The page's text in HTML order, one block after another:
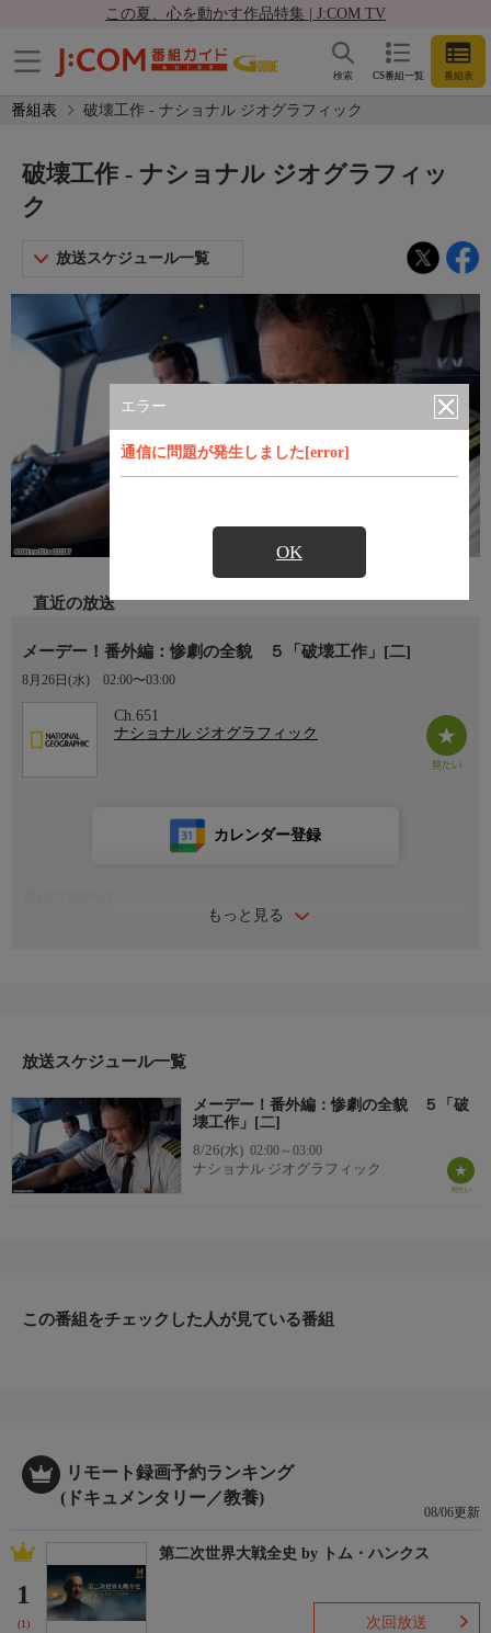
この夏、心を動かす作品特集 | J:COM TV
CS番組一覧 番組表
検索
番組表 破壊工作 - ナショナル ジオグラフィック
エラー
通信に問題が発生しました[error]
OK
破壊工作 - ナショナル ジオグラフィッ
ク
放送スケジュール一覧
直近の放送
メーデー！番外編：惨劇の全貌 ５「破壊工作」[二]
8月26日(水) 02:00〜03:00
Ch.651
ナショナル ジオグラフィック
もっと見る
カレンダー登録
トの外からあるいは時に中からもたらされる意図的な破壊行為な
▼エピソード内容
破壊工作により３機の旅客機が墜落する。エチオピアで旅客機が
ハイジャックされ実現不可能な要求を突き付けられる。機長は燃
料切れで墜落する機体をなんとか不時着水させようとする。イタ
放送スケジュール一覧
メーデー！番外編：惨劇の全貌 ５「破
壊工作」[二]
8/26(水) 02:00～03:00
ナショナル ジオグラフィック
この番組をチェックした人が見ている番組
リモート録画予約ランキング
(ドキュメンタリー／教養)
08/06更新
1
(1)
第二次世界大戦全史 by トム・ハンクス
次回放送